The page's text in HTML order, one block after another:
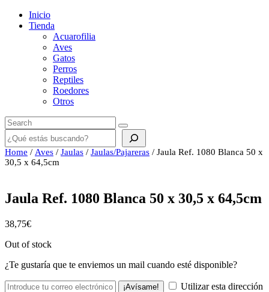
Inicio
Tienda
Acuarofilia
Aves
Gatos
Perros
Reptiles
Roedores
Otros
Buscar
Home / Aves / Jaulas / Jaulas/Pajareras / Jaula Ref. 1080 Blanca 50 x
30,5 x 64,5cm
Jaula Ref. 1080 Blanca 50 x 30,5 x 64,5cm
38,75€
Out of stock
¿Te gustaría que te enviemos un mail cuando esté disponible?
¡Avísame!
Utilizar esta dirección